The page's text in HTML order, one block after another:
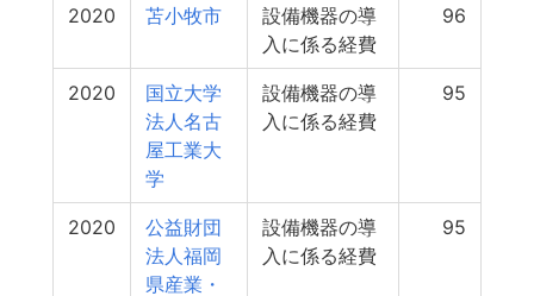
2020 苫小牧市
設備機器の導
入に係る経費
96
2020
国立大学
法人名古
屋工業大
学
設備機器の導
入に係る経費
95
2020
公益財団
法人福岡
県産業・
設備機器の導
入に係る経費
95